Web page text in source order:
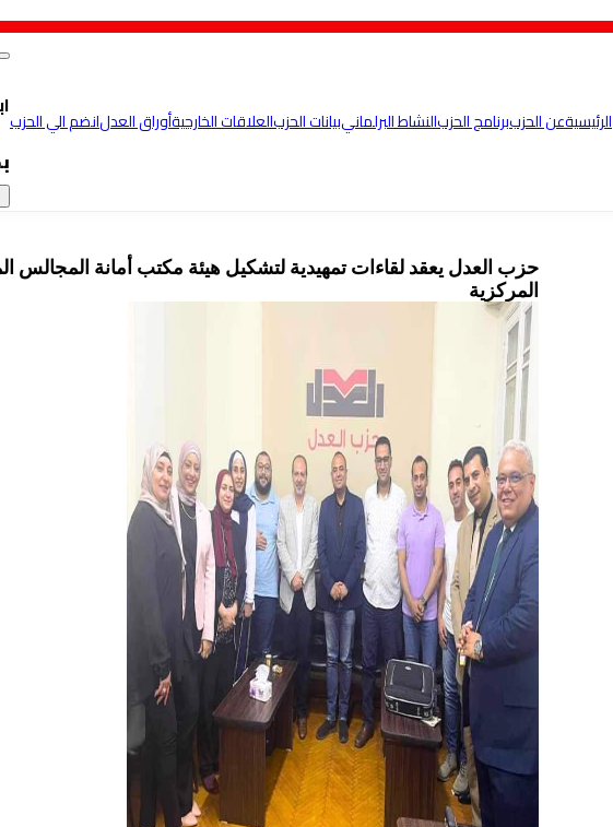
الرئيسيةعن الحزببرنامج الحزبالنشاط البرلمانيبيانات الحزبالعلاقات الخارجيةأوراق العدلانضم الي الحزب
حزب العدل يعقد لقاءات تمهيدية لتشكيل هيئة مكتب أمانة المجالس
المركزية